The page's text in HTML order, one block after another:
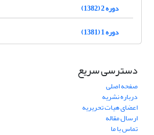
دوره 2 (1382)
دوره 1 (1381)
دسترسی سریع
صفحه اصلی
درباره نشریه
اعضای هیات تحریریه
ارسال مقاله
تماس با ما